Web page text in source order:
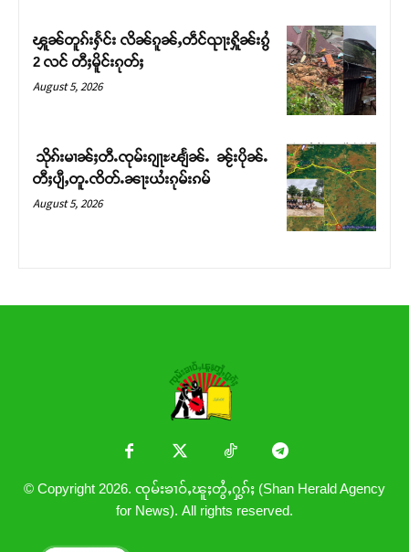
တႃႇႁႂ်ႈသဵင်ၵၢင်ၸႂ်ၵူၼ်းမိူင်း ၵူႈတီႈၵူႈလႅၼ်ပေႃးတေၸွ
တ်ႇ တူဝ်ႈလုမ်ႈၾႃႉၼၼ်ႉ ၶဝ်ႈႁူမ်ႈၵမ်ႉထႅမ် ၸုမ်းၶၢ
ဝ်ႇၽူႈတွႆႇႁွၵ်ႈ လႆႈယူႇၶႃႈဢေႃႈ။
ၾူၼ်တူၵ်းႁႅင်း လိၼ်ၵူၼ်ႇတဵင်ၺႃးႁိူၼ်းၵွႆ
2 လင် တီႈမိူင်းၵုတ်ႈ
August 5, 2026
သိုၵ်းမၢၼ်ႈတီႉၸုမ်းၵျႃႊၽျႅၼ်ႉ ၼႂ်းပိုၼ်ႉ
တီႈပျီႇတူႉၸိတ်ႉၼႃးယႆးၵုမ်းၵမ်
August 5, 2026
© Copyright 2026. ၸုမ်းၶၢဝ်ႇၽူႈတွႆႇႁွၵ်ႈ (Shan Herald Agency
for News). All rights reserved.